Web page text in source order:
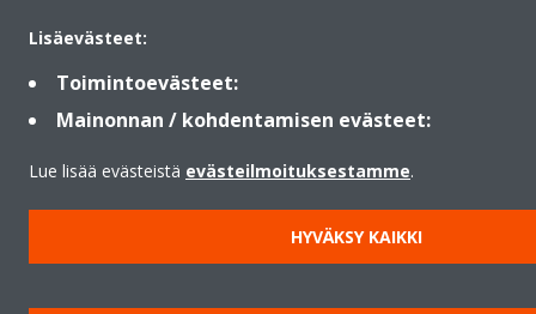
Lisäevästeet:
Toimintoevästeet:
Mainonnan / kohdentamisen evästeet:
Lue lisää evästeistä evästeilmoituksestamme.
HYVÄKSY KAIKKI